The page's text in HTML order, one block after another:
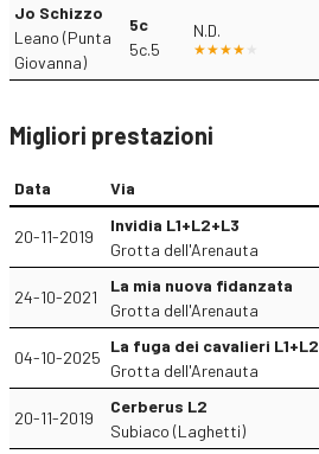
Jo Schizzo
Leano (Punta
Giovanna)
5c
5c.5
N.D.
Migliori prestazioni
Data Via
20-11-2019
Invidia L1+L2+L3
Grotta dell'Arenauta
24-10-2021
La mia nuova fidanzata
Grotta dell'Arenauta
04-10-2025
La fuga dei cavalieri L1+L2
Grotta dell'Arenauta
20-11-2019
Cerberus L2
Subiaco (Laghetti)